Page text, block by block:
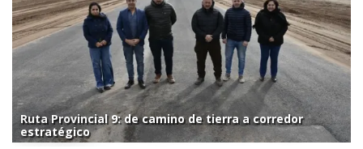
Ruta Provincial 9: de camino de tierra a corredor
estratégico